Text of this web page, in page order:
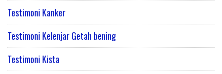
Testimoni Kanker
Testimoni Kelenjar Getah bening
Testimoni Kista